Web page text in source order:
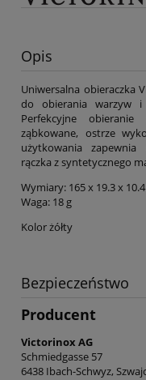
Opis
Uniwersalna obieraczka
do obierania warzyw
Perfekcyjne
ząbkowane, ostrze
użytkowania zapewnia
rączka z syntetycznego
Wymiary: 165 x 19.3 x
Waga: 18 g
Kolor żółty
Bezpieczeństwo
Producent
Victorinox AG
Schmiedgasse 57
6438 Ibach-Schwyz,